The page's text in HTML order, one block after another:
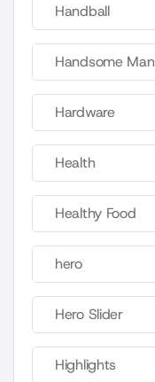
Handball
Handsome Man
Hardware
Health
Healthy Food
hero
Hero Slider
Highlights